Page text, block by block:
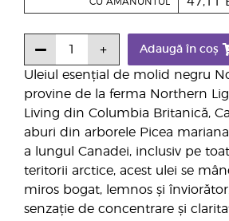
Uleiul esențial de molid negru
provine de la ferma Northern
Living din Columbia Britanică,
aburi din arborele Picea
a lungul Canadei, inclusiv pe
teritorii arctice, acest ulei se
miros bogat, lemnos și
senzație de concentrare și
Adaugă în coș